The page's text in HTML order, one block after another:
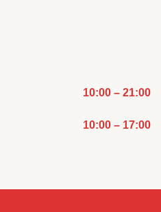
10:00 – 21:00
10:00 – 17:00